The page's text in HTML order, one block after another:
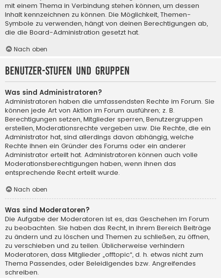
mit einem Thema in Verbindung stehen können, um dessen
Inhalt kennzeichnen zu können. Die Möglichkeit, Themen-
Symbole zu verwenden, hängt von deinen Berechtigungen ab,
die die Board-Administration gesetzt hat.
Nach oben
Benutzer-Stufen und Gruppen
Was sind Administratoren?
Administratoren haben die umfassendsten Rechte im Forum. Sie
können jede Art von Aktion im Forum ausführen; z. B.
Berechtigungen setzen, Mitglieder sperren, Benutzergruppen
erstellen, Moderationsrechte vergeben usw. Die Rechte, die ein
Administrator hat, sind allerdings davon abhängig, welche
Rechte ihnen ein Gründer des Forums oder ein anderer
Administrator erteilt hat. Administratoren können auch volle
Moderationsberechtigungen haben, wenn ihnen das
entsprechende Recht erteilt wurde.
Nach oben
Was sind Moderatoren?
Die Aufgabe der Moderatoren ist es, das Geschehen im Forum
zu beobachten. Sie haben das Recht, in ihrem Bereich Beiträge
zu ändern und zu löschen und Themen zu schließen, zu öffnen,
zu verschieben und zu teilen. Üblicherweise verhindern
Moderatoren, dass Mitglieder „offtopic“, d. h. etwas nicht zum
Thema Passendes, oder Beleidigendes bzw. Angreifendes
schreiben.